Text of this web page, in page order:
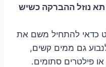
נוזל ההברקה כשיש
כדאי להתחיל משם את
גם ממים קשים,
פילטרים סתומים.